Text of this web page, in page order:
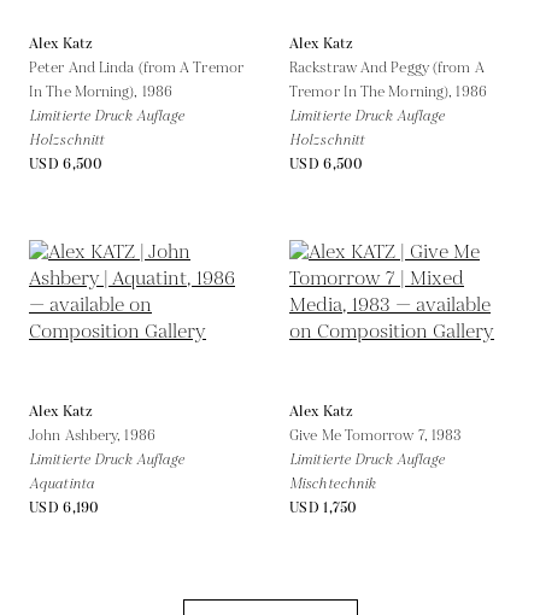
Alex Katz
Peter And Linda (from A Tremor
In The Morning), 1986
Limitierte Druck Auflage
Holzschnitt
USD 6,500
Alex Katz
Rackstraw And Peggy (from A
Tremor In The Morning),1986
Limitierte Druck Auflage
Holzschnitt
USD 6,500
Alex Katz
John Ashbery,1986
Limitierte Druck Auflage
Aquatinta
USD 6,190
Alex Katz
Give Me Tomorrow 7, 1983
Limitierte Druck Auflage
Mischtechnik
USD 1,750